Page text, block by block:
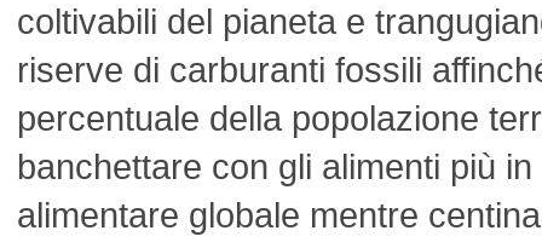
coltivabili del pianeta e
riserve di carburanti fossili
percentuale della popolazione
banchettare con gli alimenti più
alimentare globale mentre